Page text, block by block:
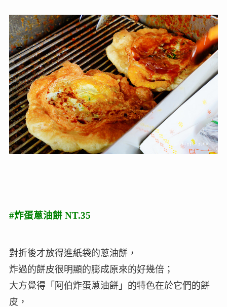
#炸蛋蔥油餅 NT.35
對折後才放得進紙袋的蔥油餅，
炸過的餅皮很明顯的膨成原來的好幾倍；
大方覺得「阿伯炸蛋蔥油餅」的特色在於它們的餅
皮，